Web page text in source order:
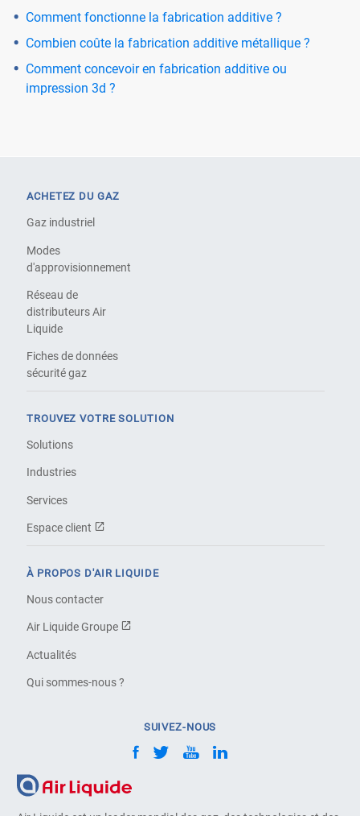
Comment fonctionne la fabrication additive ?
Combien coûte la fabrication additive métallique ?
Comment concevoir en fabrication additive ou
impression 3d ?
ACHETEZ DU GAZ
Gaz industriel
Modes
d'approvisionnement
Réseau de
distributeurs Air
Liquide
Fiches de données
sécurité gaz
TROUVEZ VOTRE SOLUTION
Solutions
Industries
Services
Espace client
À PROPOS D'AIR LIQUIDE
Nous contacter
Air Liquide Groupe
Actualités
Qui sommes-nous ?
SUIVEZ-NOUS